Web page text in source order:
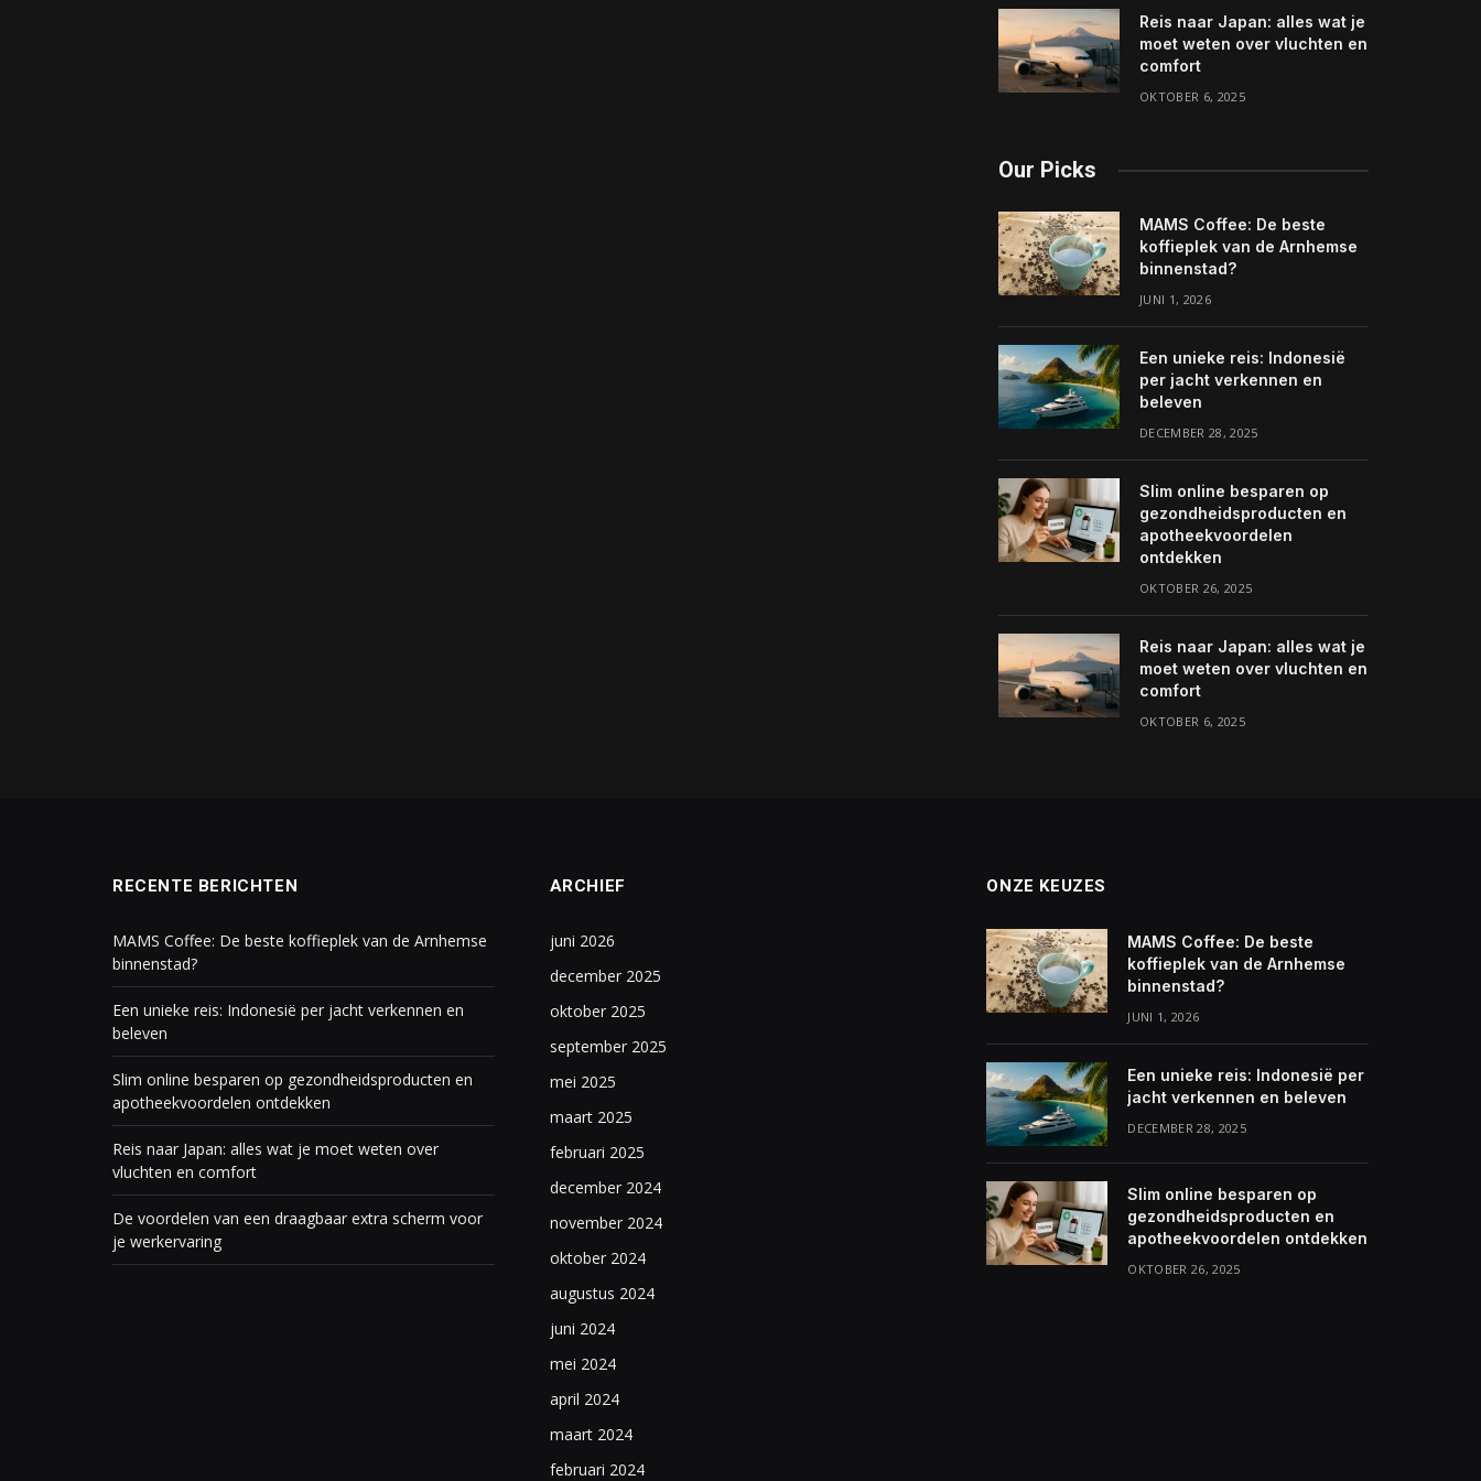
Reis naar Japan: alles wat je
moet weten over vluchten en
comfort
OKTOBER 6, 2025
Our Picks
MAMS Coffee: De beste
koffieplek van de Arnhemse
binnenstad?
JUNI 1, 2026
Een unieke reis: Indonesië
per jacht verkennen en
beleven
DECEMBER 28, 2025
Slim online besparen op
gezondheidsproducten en
apotheekvoordelen
ontdekken
OKTOBER 26, 2025
Reis naar Japan: alles wat je
moet weten over vluchten en
comfort
OKTOBER 6, 2025
RECENTE BERICHTEN
MAMS Coffee: De beste koffieplek van de Arnhemse
binnenstad?
Een unieke reis: Indonesië per jacht verkennen en
beleven
Slim online besparen op gezondheidsproducten en
apotheekvoordelen ontdekken
Reis naar Japan: alles wat je moet weten over
vluchten en comfort
De voordelen van een draagbaar extra scherm voor
je werkervaring
ARCHIEF
juni 2026
december 2025
oktober 2025
september 2025
mei 2025
maart 2025
februari 2025
december 2024
november 2024
oktober 2024
augustus 2024
juni 2024
mei 2024
april 2024
maart 2024
februari 2024
ONZE KEUZES
MAMS Coffee: De beste
koffieplek van de Arnhemse
binnenstad?
JUNI 1, 2026
Een unieke reis: Indonesië per
jacht verkennen en beleven
DECEMBER 28, 2025
Slim online besparen op
gezondheidsproducten en
apotheekvoordelen ontdekken
OKTOBER 26, 2025